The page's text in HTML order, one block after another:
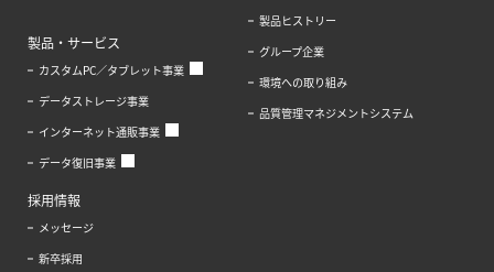
製品・サービス
カスタムPC／タブレット事業
データストレージ事業
インターネット通販事業
データ復旧事業
製品ヒストリー
グループ企業
環境への取り組み
品質管理マネジメントシステム
採用情報
メッセージ
新卒採用